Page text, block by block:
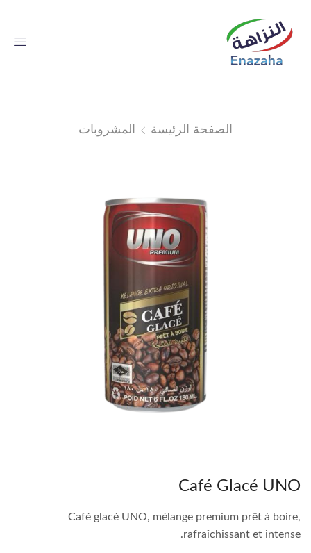
الصفحة الرئيسة المشروبات
Café Glacé UNO
Café glacé UNO, mélange premium prêt à boire,
rafraîchissant et intense.